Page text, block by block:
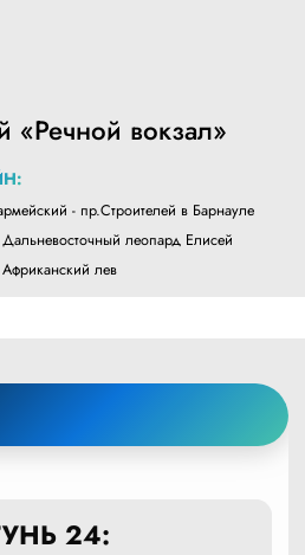
«Речной вокзал»
- пр.Строителей в Барнауле
леопард Елисей
лев
24: